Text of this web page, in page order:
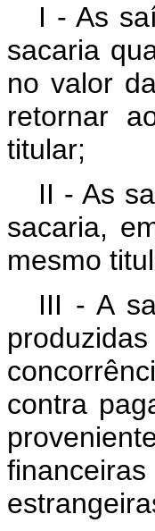
I - As
sacaria
no valor
retornar
titular;
II - As
sacaria,
mesmo
III - A
contra